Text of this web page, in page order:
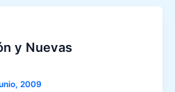
y Nuevas
2009